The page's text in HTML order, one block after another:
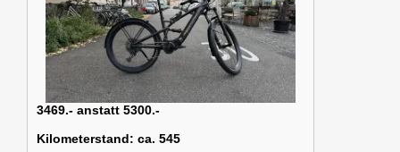
3469.- anstatt 5300.-
Kilometerstand: ca. 545